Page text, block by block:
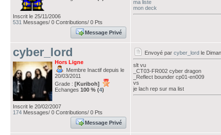
Inscrit le 25/11/2006
531 Messages/ 0 Contributions/ 0 Pts
Message Privé
ma liste
mon deck
cyber_lord
Hors Ligne
Membre Inactif depuis le
20/03/2011
Grade : [Kuriboh]
Echanges 100 % (4)
Inscrit le 20/02/2007
174 Messages/ 0 Contributions/ 0 Pts
Message Privé
Envoyé par cyber_lord le
slt vu
_CT03-FR002 cyber dragon
_Reflect bounder cp01-en009
vs
je lach rep sur ma list